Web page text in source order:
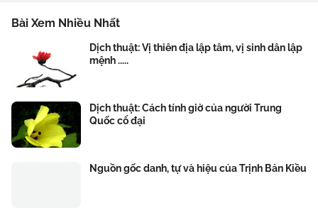
Bài Xem Nhiều Nhất
Dịch thuật: Vị thiên địa lập tâm, vị sinh dân lập
mệnh .....
Dịch thuật: Cách tính giờ của người Trung
Quốc cổ đại
Nguồn gốc danh, tự và hiệu của Trịnh Bản Kiều